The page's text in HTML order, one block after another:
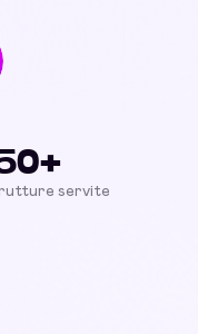
servite